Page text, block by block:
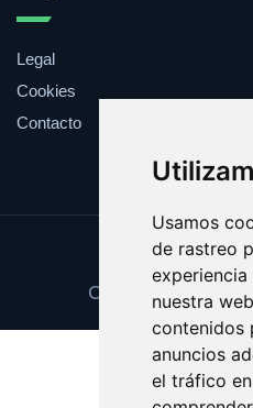
Usamos
de rastreo
nuestra
contenidos
anuncios
el tráfico
Legal
Cookies
Contacto
Update
Copyright © 2025